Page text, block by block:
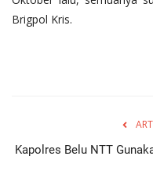
Brigpol Kris.
Kapolres Belu NTT